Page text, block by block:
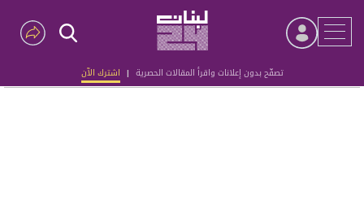
تصفّح بدون إعلانات واقرأ المقالات الحصرية | اشترك الآن
Advertisement